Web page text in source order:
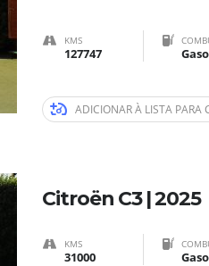
KMS
127747
ADICIONAR À LISTA PARA
Citroën C3 | 2025
KMS
31000